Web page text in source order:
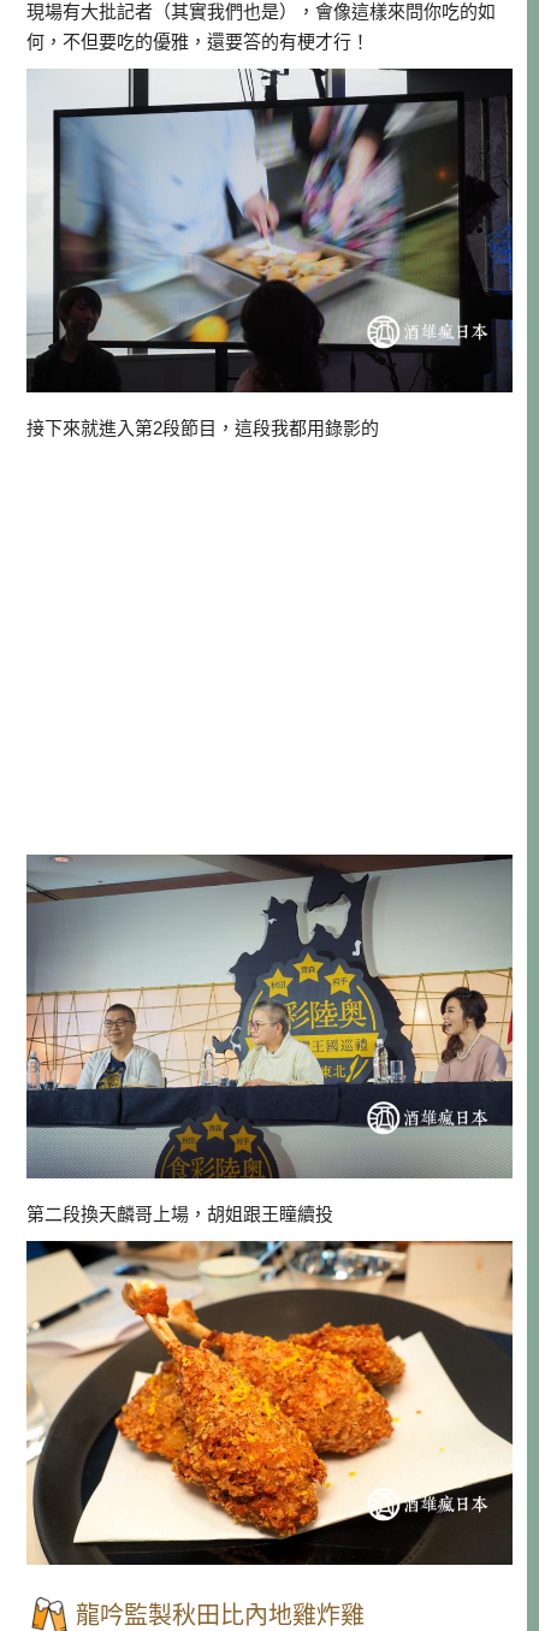
現場有大批記者（其實我們也是），會像這樣來問你吃的如
何，不但要吃的優雅，還要答的有梗才行！
接下來就進入第2段節目，這段我都用錄影的
第二段換天麟哥上場，胡姐跟王瞳續投
龍吟監製秋田比內地雞炸雞